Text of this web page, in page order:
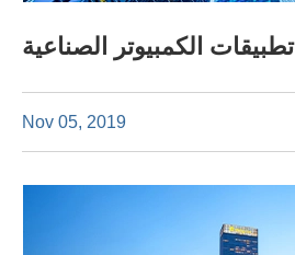
تطبيقات الكمبيوتر الصناعية
Nov 05, 2019